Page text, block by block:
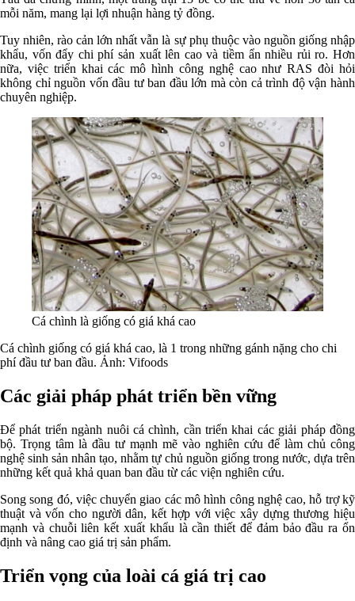
mỗi năm, mang lại lợi nhuận hàng tỷ đồng.
Tuy nhiên, rào cản lớn nhất vẫn là sự phụ thuộc vào nguồn giống nhập
khẩu, vốn đẩy chi phí sản xuất lên cao và tiềm ẩn nhiều rủi ro. Hơn
nữa, việc triển khai các mô hình công nghệ cao như RAS đòi hỏi
không chỉ nguồn vốn đầu tư ban đầu lớn mà còn cả trình độ vận hành
chuyên nghiệp.
Cá chình là giống có giá khá cao
Cá chình giống có giá khá cao, là 1 trong những gánh nặng cho chi
phí đầu tư ban đầu. Ảnh: Vifoods
Các giải pháp phát triển bền vững
Để phát triển ngành nuôi cá chình, cần triển khai các giải pháp đồng
bộ. Trọng tâm là đầu tư mạnh mẽ vào nghiên cứu để làm chủ công
nghệ sinh sản nhân tạo, nhằm tự chủ nguồn giống trong nước, dựa trên
những kết quả khả quan ban đầu từ các viện nghiên cứu.
Song song đó, việc chuyển giao các mô hình công nghệ cao, hỗ trợ kỹ
thuật và vốn cho người dân, kết hợp với việc xây dựng thương hiệu
mạnh và chuỗi liên kết xuất khẩu là cần thiết để đảm bảo đầu ra ổn
định và nâng cao giá trị sản phẩm.
Triển vọng của loài cá giá trị cao